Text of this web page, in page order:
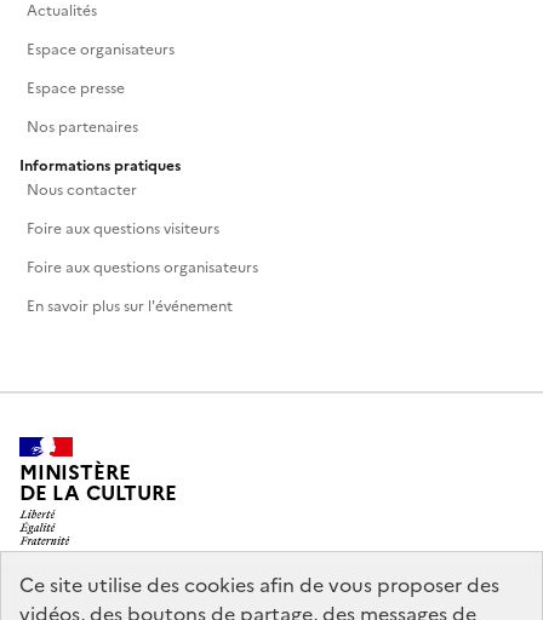
Ce site utilise des cookies afin de vous proposer des
vidéos, des boutons de partage, des messages de
Actualités
Espace organisateurs
Espace presse
Nos partenaires
Informations pratiques
Nous contacter
Foire aux questions visiteurs
Foire aux questions organisateurs
En savoir plus sur l'événement
MINISTÈRE
DE LA CULTURE